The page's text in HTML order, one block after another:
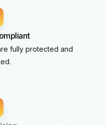
fully protected and